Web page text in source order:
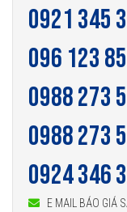
0921 345
096 123
0988 273
0988 273
0924 346
E MAIL BÁO GIÁ